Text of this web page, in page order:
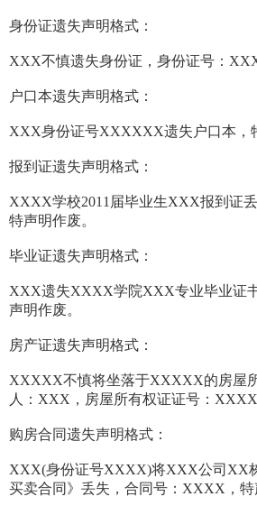
身份证遗失声明格式：
XXX不慎遗失身份证，身份证号：
户口本遗失声明格式：
XXX身份证号XXXXXX遗失户口本，
报到证遗失声明格式：
XXXX学校2011届毕业生XXX报到证
特声明作废。
毕业证遗失声明格式：
XXX遗失XXXX学院XXX专业毕业证
声明作废。
房产证遗失声明格式：
XXXXX不慎将坐落于XXXXX的房屋
人：XXX，房屋所有权证证号：XXXX
购房合同遗失声明格式：
XXX(身份证号XXXX)将XXX公司XX
买卖合同》丢失，合同号：XXXX，特